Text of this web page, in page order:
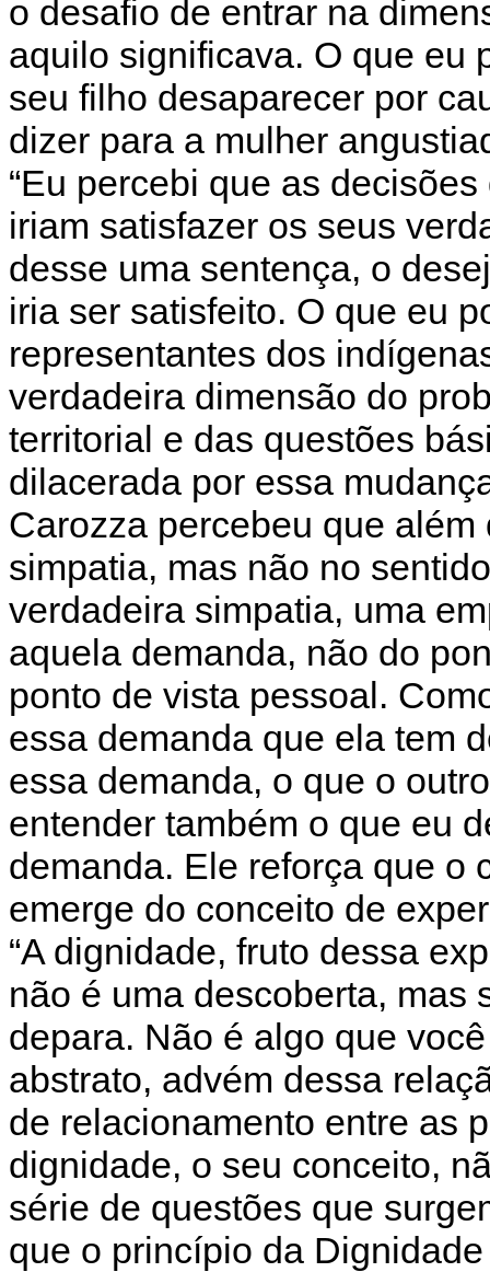
o desafio de entrar na
aquilo significava. O que eu
seu filho desaparecer por
dizer para a mulher
“Eu percebi que as
iriam satisfazer os seus
desse uma sentença, o
iria ser satisfeito. O que eu
representantes dos
verdadeira dimensão do
territorial e das questões
dilacerada por essa
Carozza percebeu que
simpatia, mas não no
verdadeira simpatia, uma
aquela demanda, não do
ponto de vista pessoal.
essa demanda que ela tem
essa demanda, o que o
entender também o que eu
demanda. Ele reforça que o
emerge do conceito de
“A dignidade, fruto dessa
não é uma descoberta, mas
depara. Não é algo que
abstrato, advém dessa
de relacionamento entre as
dignidade, o seu conceito,
série de questões que
que o princípio da